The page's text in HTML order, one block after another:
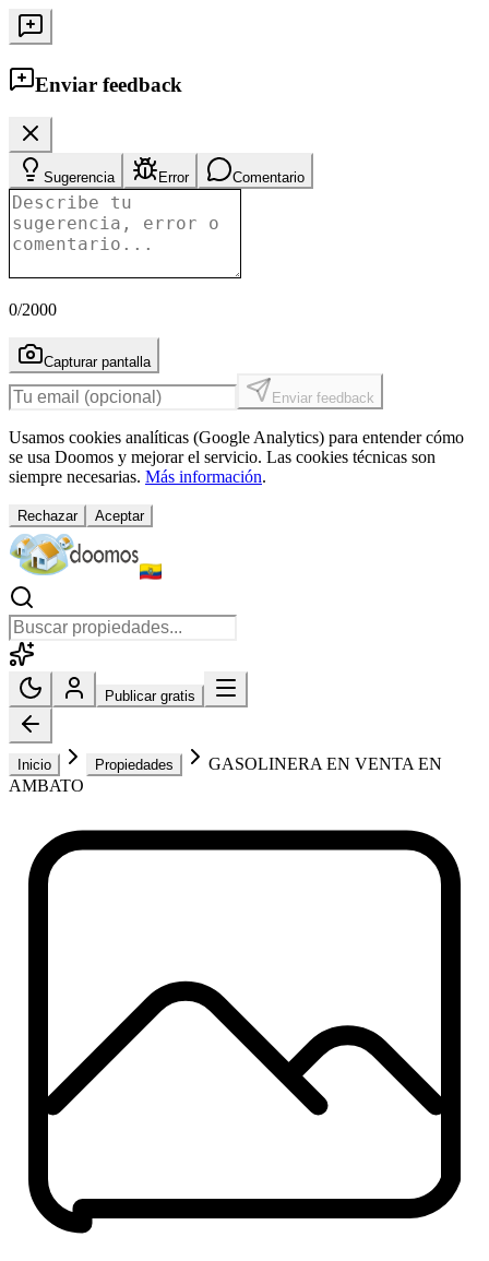
Enviar feedback
Sugerencia Error Comentario
0/2000
Capturar pantalla
Enviar feedback
Usamos cookies analíticas (Google Analytics) para entender cómo
se usa Doomos y mejorar el servicio. Las cookies técnicas son
siempre necesarias. Más información.
Rechazar Aceptar
Publicar gratis
Inicio Propiedades
GASOLINERA EN VENTA EN
AMBATO